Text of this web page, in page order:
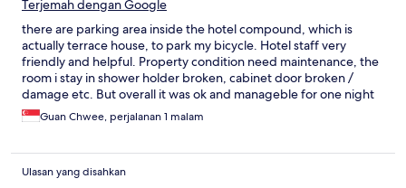
Terjemah dengan Google
there are parking area inside the hotel compound, which is
actually terrace house, to park my bicycle. Hotel staff very
friendly and helpful. Property condition need maintenance, the
room i stay in shower holder broken, cabinet door broken /
damage etc. But overall it was ok and manageble for one night
stay.Guan Chwee, perjalanan 1 malam
Ulasan yang disahkan